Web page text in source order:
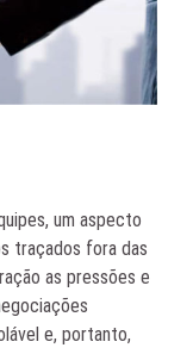
um aspecto
traçados fora das
as pressões e
e, portanto,